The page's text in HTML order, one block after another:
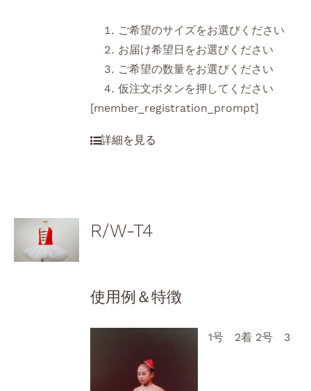
ご希望のサイズをお選びください
お届け希望日をお選びください
ご希望の数量をお選びください
仮注文ボタンを押してください
[member_registration_prompt]
R/W-T4
使用例＆特徴
1号 2着 2号 3